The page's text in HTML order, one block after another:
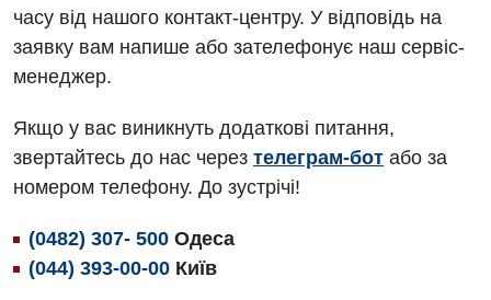
Андрологія
Безоплатні послуги
Відділення інтенсивної терапії
Відділення кардіосудинної патології та неврології
Відділення невідкладних станів
Гастроентерологія
Урологічне відділення
Хірургічне відділення
часу від нашого контакт-центру. У відповідь на
заявку вам напише або зателефонує наш сервіс-
менеджер.
Якщо у вас виникнуть додаткові питання,
звертайтесь до нас через телеграм-бот або за
номером телефону. До зустрічі!
(0482) 307- 500 Одеса
(044) 393-00-00 Київ